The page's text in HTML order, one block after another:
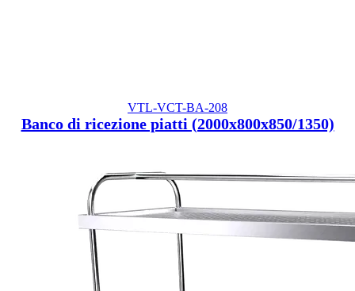
VTL-VCT-BA-208
Banco di ricezione piatti (2000x800x850/1350)